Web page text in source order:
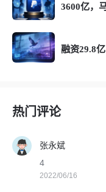
3600亿，
融资29.8
热门评论
张永斌
4
2022/06/16